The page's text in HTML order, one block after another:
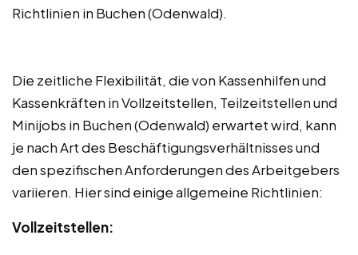
Richtlinien in Buchen (Odenwald).
Die zeitliche Flexibilität, die von Kassenhilfen und
Kassenkräften in Vollzeitstellen, Teilzeitstellen und
Minijobs in Buchen (Odenwald) erwartet wird, kann
je nach Art des Beschäftigungsverhältnisses und
den spezifischen Anforderungen des Arbeitgebers
variieren. Hier sind einige allgemeine Richtlinien:
Vollzeitstellen: